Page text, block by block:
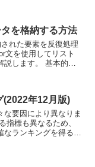
を格納する方法
れた要素を反復処理
文を使用してリスト
説します。 基本的な
(2022年12月版)
な要因により異なりま
指標も異なるため、
ランキングを得るこ